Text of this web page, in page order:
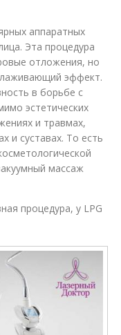
аппаратных
Эта процедура
отложения, но
эффект.
в борьбе с
эстетических
и травмах,
и суставах. То есть
массаж
процедура, у LPG